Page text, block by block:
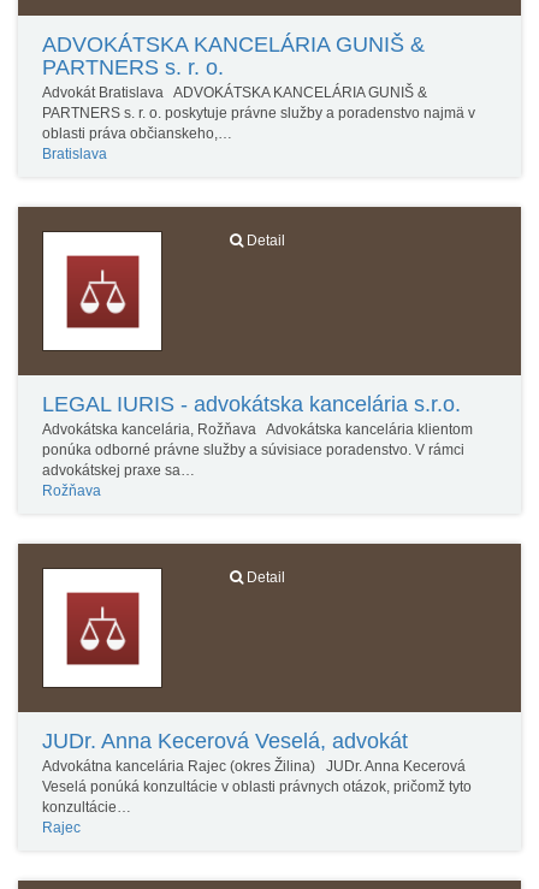
ADVOKÁTSKA KANCELÁRIA GUNIŠ &
PARTNERS s. r. o.
Advokát Bratislava ADVOKÁTSKA KANCELÁRIA GUNIŠ &
PARTNERS s. r. o. poskytuje právne služby a poradenstvo najmä v
oblasti práva občianskeho,…
Bratislava
Detail
LEGAL IURIS - advokátska kancelária s.r.o.
Advokátska kancelária, Rožňava Advokátska kancelária klientom
ponúka odborné právne služby a súvisiace poradenstvo. V rámci
advokátskej praxe sa…
Rožňava
Detail
JUDr. Anna Kecerová Veselá, advokát
Advokátna kancelária Rajec (okres Žilina) JUDr. Anna Kecerová
Veselá ponúká konzultácie v oblasti právnych otázok, pričomž tyto
konzultácie…
Rajec